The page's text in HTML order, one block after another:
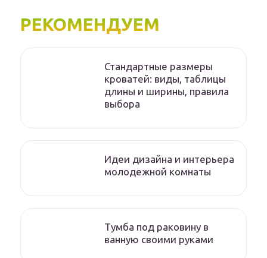
РЕКОМЕНДУЕМ
Стандартные размеры
кроватей: виды, таблицы
длины и ширины, правила
выбора
Идеи дизайна и интерьера
молодежной комнаты
Тумба под раковину в
ванную своими руками